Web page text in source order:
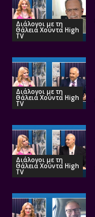
Διάλογοι με τη
Θάλεια Χούντα High
TV
Διάλογοι με τη
Θάλεια Χούντα High
TV
Διάλογοι με τη
Θάλεια Χούντα High
TV